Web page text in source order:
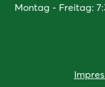
Montag - Freitag: